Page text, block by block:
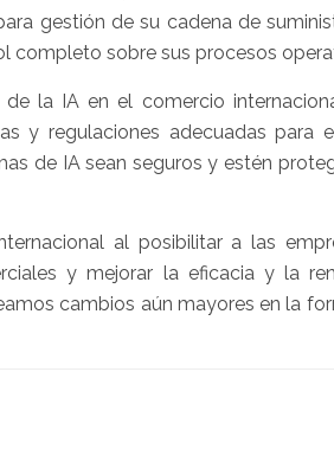
gestión de su cadena de
completo sobre sus procesos
la IA en el comercio
y regulaciones adecuadas para
de IA sean seguros y estén
al posibilitar a las
y mejorar la eficacia y la
cambios aún mayores en la